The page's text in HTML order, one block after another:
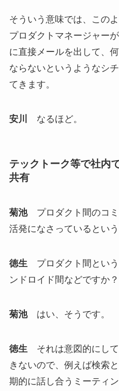
そういう意味では、この
プロダクトマネージャー
に直接メールを出して、
ならないというようなシ
てきます。
安川 なるほど。
テックトーク等で社内
共有
菊池プロダクト間のコミ
活発になさっているとい
徳生 プロダクト間とい
ンドロイド間などですか？
菊池はい、そうです。
徳生 それは意図的にし
きないので、例えば検索
期的に話し合うミーティ